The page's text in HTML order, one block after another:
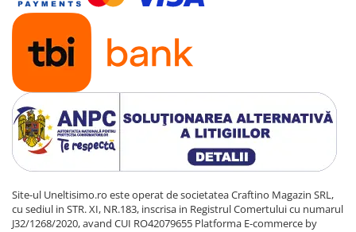
Site-ul Uneltisimo.ro este operat de societatea Craftino Magazin SRL,
cu sediul in STR. XI, NR.183, inscrisa in Registrul Comertului cu numarul
J32/1268/2020, avand CUI RO42079655 Platforma E-commerce by